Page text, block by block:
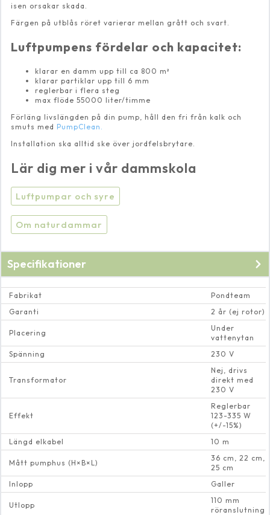
isen orsakar skada.
Färgen på utblås röret varierar mellan grått och svart.
Luftpumpens fördelar och kapacitet:
klarar en damm upp till ca 800 m²
klarar partiklar upp till 6 mm
reglerbar i flera steg
max flöde 55000 liter/timme
Förläng livslängden på din pump, håll den fri från kalk och
smuts med PumpClean.
Installation ska alltid ske över jordfelsbrytare.
Lär dig mer i vår dammskola
Luftpumpar och syre
Om naturdammar
Specifikationer
Fabrikat
Pondteam
Garanti
2 år (ej rotor)
Placering
Under
vattenytan
Spänning
230 V
Transformator
Nej, drivs
direkt med
230 V
Effekt
Reglerbar
123-335 W
(+/-15%)
Längd elkabel
10 m
Mått pumphus (H×B×L)
36 cm, 22 cm,
25 cm
Inlopp
Galler
Utlopp
110 mm
röranslutning